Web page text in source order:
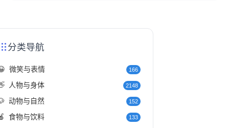
分类导航
微笑与表情 166
人物与身体 2148
动物与自然 152
食物与饮料 133